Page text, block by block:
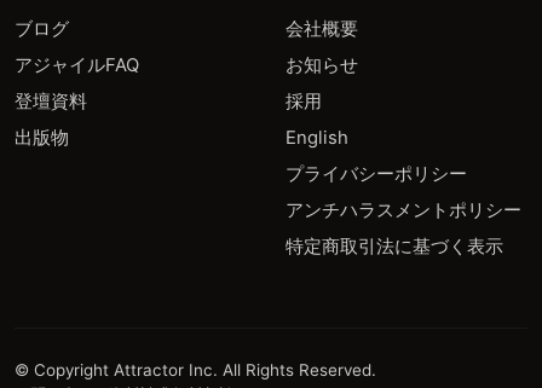
ブログ
アジャイルFAQ
登壇資料
出版物
会社概要
お知らせ
採用
English
プライバシーポリシー
アンチハラスメントポリシー
特定商取引法に基づく表示
© Copyright Attractor Inc. All Rights Reserved.